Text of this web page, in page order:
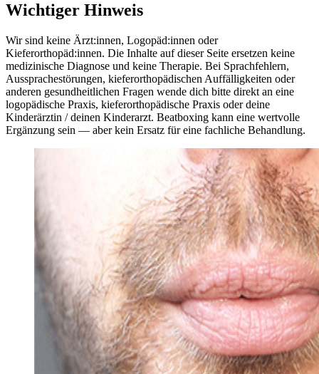
Wichtiger Hinweis
Wir sind keine Ärzt:innen, Logopäd:innen oder
Kieferorthopäd:innen. Die Inhalte auf dieser Seite ersetzen keine
medizinische Diagnose und keine Therapie. Bei Sprachfehlern,
Aussprachestörungen, kieferorthopädischen Auffälligkeiten oder
anderen gesundheitlichen Fragen wende dich bitte direkt an eine
logopädische Praxis, kieferorthopädische Praxis oder deine
Kinderärztin / deinen Kinderarzt. Beatboxing kann eine wertvolle
Ergänzung sein — aber kein Ersatz für eine fachliche Behandlung.